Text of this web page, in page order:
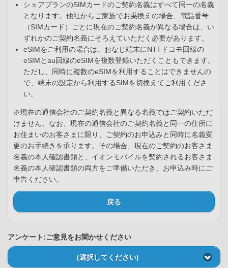
シェアプランのSIMカードのご契約名義はすべて同一の名義
となります。他社からご家族でお乗換えの場合、電話番号
（SIMカード）ごとに現在のご契約名義が異なる場合は、い
ずれかのご契約名義にそろえていただく必要があります。
eSIMをご利用の場合は、おなじ端末にNTTドコモ回線の
eSIMとau回線のeSIMを複数登録いただくこともできます。
ただし、同時に複数のeSIMを利用することはできませんの
で、端末の設定から利用するSIMを切換えてご利用くださ
い。
※現在の通信会社のご契約名義と異なる名義ではご契約いただ
けません。なお、現在の通信会社のご契約名義と同一の住所に
お住まいのお客さまに限り、ご契約のお申込みと同時に名義変
更のお手続きを承ります。その場合、現在のご契約のお客さま
名義の本人確認書類と、イオンモバイルを契約されるお客さま
名義の本人確認書類の両方をご準備いただき、お申込み時にご
申告ください。
戻る
アンケート:ご意見をお聞かせください
(選択してください)